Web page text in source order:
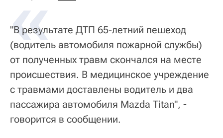
«
"В результате ДТП 65-летний пешеход
(водитель автомобиля пожарной службы)
от полученных травм скончался на месте
происшествия. В медицинское учреждение
с травмами доставлены водитель и два
пассажира автомобиля Mazda Titan", -
говорится в сообщении.